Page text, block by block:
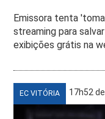
Emissora tenta
streaming para
exibições grátis na
EC VITÓRIA 17h52